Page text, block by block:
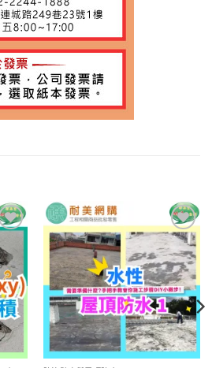
願望
清單
加入
願望
清單